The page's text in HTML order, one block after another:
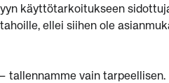
käyttötarkoitukseen
ellei siihen ole
tallennamme vain tarpeellisen.